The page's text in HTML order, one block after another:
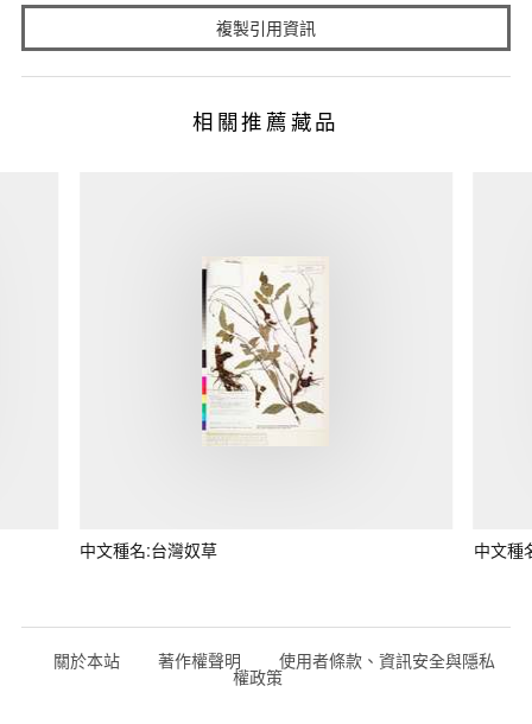
複製引用資訊
相關推薦藏品
中文種名:台灣奴草 中文種
關於本站 著作權聲明 使用者條款、資訊安全與隱私
權政策